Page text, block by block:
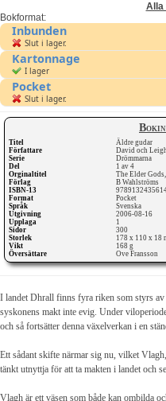
Titel
Äldre gudar
Författare
David och
Serie
Drömmarna
Del
1 av 4
Orginaltitel
The Elder
Förlag
B Wahlströms
ISBN-13
Format
Pocket
Språk
Svenska
Utgivning
2006-08-16
Upplaga
1
Sidor
300
Storlek
178 x 110 x 18
Vikt
168 g
Översättare
Ove Fransson
Alla
Bokformat:
Inbunden
Slut i lager.
Kartonnage
I lager
Pocket
Slut i lager.
I landet Dhrall finns fyra riken som styrs
syskonens makt inte evig. Under
och så fortsätter denna växelverkan i en
Ett sådant skifte närmar sig nu, vilket
tänkt utnyttja för att ta makten i landet och
Vlagh är ett väsen som både kan ombilda